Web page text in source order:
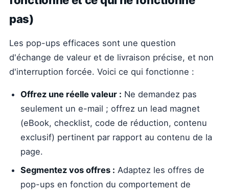
pas)
Les pop-ups efficaces sont une question
d'échange de valeur et de livraison précise, et non
d'interruption forcée. Voici ce qui fonctionne :
Offrez une réelle valeur : Ne demandez pas
seulement un e-mail ; offrez un lead magnet
(eBook, checklist, code de réduction, contenu
exclusif) pertinent par rapport au contenu de la
page.
Segmentez vos offres : Adaptez les offres de
pop-ups en fonction du comportement de